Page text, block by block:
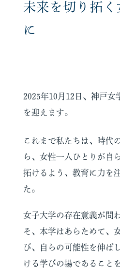
未来を切り拓く
に
2025年10月12日、神戸女
を迎えます。
これまで私たちは、時代
ら、女性一人ひとりが自
拓けるよう、教育に力を
た。
女子大学の存在意義が問
そ、本学はあらためて、
び、自らの可能性を伸ば
ける学びの場であること